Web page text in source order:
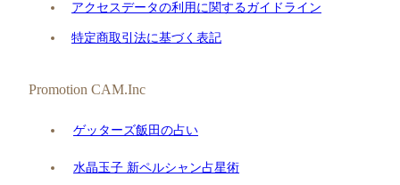
アクセスデータの利用に関するガイドライン
特定商取引法に基づく表記
Promotion CAM.Inc
ゲッターズ飯田の占い
水晶玉子 新ペルシャン占星術